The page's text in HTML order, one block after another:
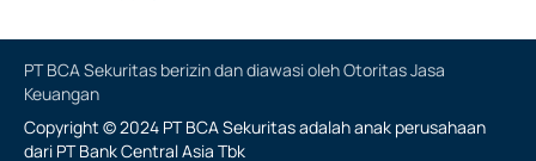
PT BCA Sekuritas berizin dan diawasi oleh Otoritas Jasa
Keuangan
Copyright © 2024 PT BCA Sekuritas adalah anak perusahaan
dari PT Bank Central Asia Tbk